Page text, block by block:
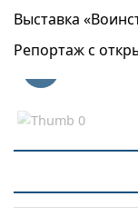
Выставка
Репортаж с